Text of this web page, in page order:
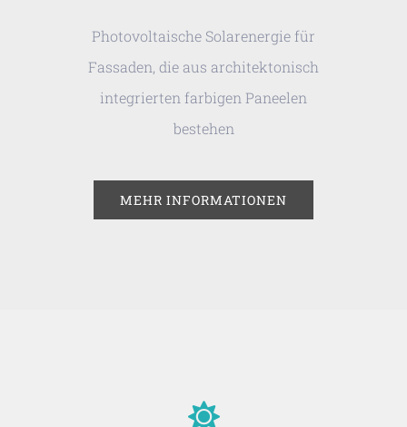
Photovoltaische Solarenergie für
Fassaden, die aus architektonisch
integrierten farbigen Paneelen
bestehen
MEHR INFORMATIONEN